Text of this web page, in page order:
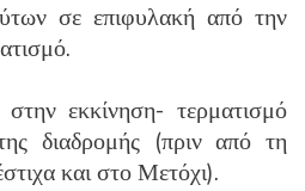
σε επιφυλακή από την
εκκίνηση- τερματισμό
διαδρομής (πριν από τη
και στο Μετόχι).